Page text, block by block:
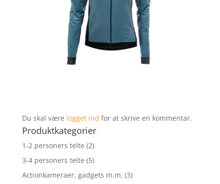
Du skal være logget ind for at skrive en kommentar.
Produktkategorier
1-2 personers telte (2)
3-4 personers telte (5)
Actionkameraer, gadgets m.m. (3)